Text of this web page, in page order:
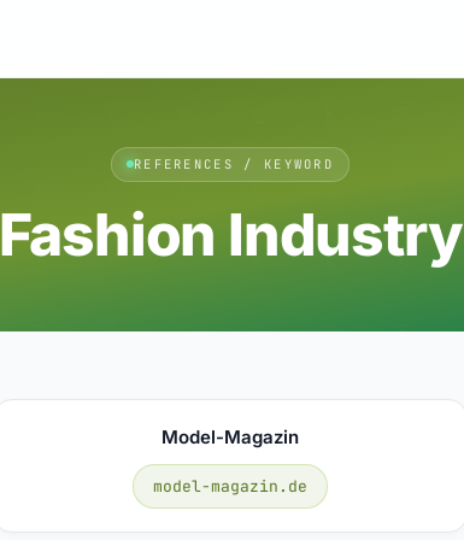
REFERENCES / KEYWORD
Fashion Industry
Model-Magazin
model-magazin.de